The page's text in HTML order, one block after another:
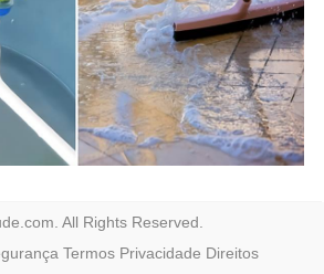
All Rights Reserved.
Termos Privacidade Direitos